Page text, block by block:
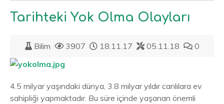
Tarihteki Yok Olma Olayları
Bilim 3907 18.11.17 05.11.18 0
4.5 milyar yaşındaki dünya, 3.8 milyar yıldır canlılara ev
sahipliği yapmaktadır. Bu süre içinde yaşanan önemli